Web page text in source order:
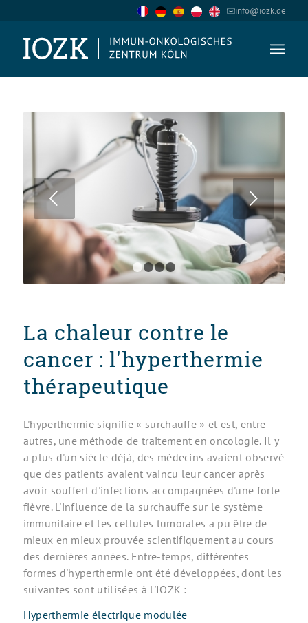
info@iozk.de
Suivant
1 2 3 4
La chaleur contre le
cancer : l'hyperthermie
thérapeutique
L'hyperthermie signifie « surchauffe » et est, entre
autres, une méthode de traitement en oncologie. Il y
a plus d'un siècle déjà, des médecins avaient observé
que des patients avaient vaincu leur cancer après
avoir souffert d'infections accompagnées d'une forte
fièvre. L'influence de la surchauffe sur le système
immunitaire et les cellules tumorales a pu être de
mieux en mieux prouvée scientifiquement au cours
des dernières années. Entre-temps, différentes
formes d'hyperthermie ont été développées, dont les
suivantes sont utilisées à l'IOZK :
Hyperthermie électrique modulée